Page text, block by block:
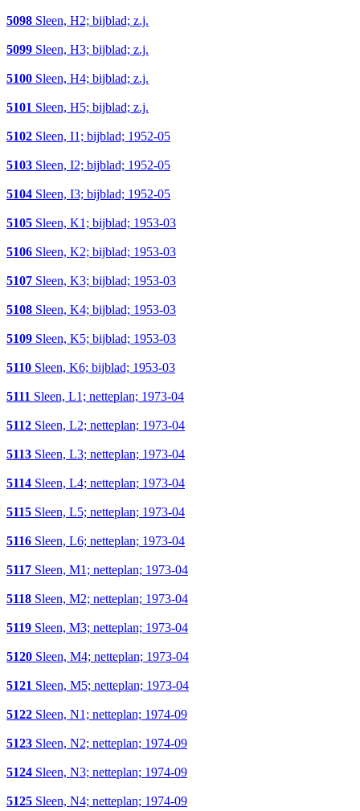
5098 Sleen, H2; bijblad; z.j.
5099 Sleen, H3; bijblad; z.j.
5100 Sleen, H4; bijblad; z.j.
5101 Sleen, H5; bijblad; z.j.
5102 Sleen, I1; bijblad; 1952-05
5103 Sleen, I2; bijblad; 1952-05
5104 Sleen, I3; bijblad; 1952-05
5105 Sleen, K1; bijblad; 1953-03
5106 Sleen, K2; bijblad; 1953-03
5107 Sleen, K3; bijblad; 1953-03
5108 Sleen, K4; bijblad; 1953-03
5109 Sleen, K5; bijblad; 1953-03
5110 Sleen, K6; bijblad; 1953-03
5111 Sleen, L1; netteplan; 1973-04
5112 Sleen, L2; netteplan; 1973-04
5113 Sleen, L3; netteplan; 1973-04
5114 Sleen, L4; netteplan; 1973-04
5115 Sleen, L5; netteplan; 1973-04
5116 Sleen, L6; netteplan; 1973-04
5117 Sleen, M1; netteplan; 1973-04
5118 Sleen, M2; netteplan; 1973-04
5119 Sleen, M3; netteplan; 1973-04
5120 Sleen, M4; netteplan; 1973-04
5121 Sleen, M5; netteplan; 1973-04
5122 Sleen, N1; netteplan; 1974-09
5123 Sleen, N2; netteplan; 1974-09
5124 Sleen, N3; netteplan; 1974-09
5125 Sleen, N4; netteplan; 1974-09